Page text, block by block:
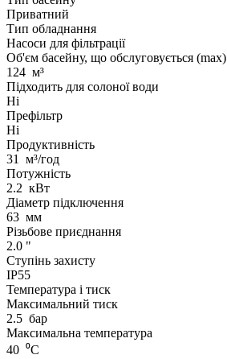
Приватний
Тип обладнання
Насоси для фільтрації
Об'єм басейну, що обслуговується (max)
124 м³
Підходить для солоної води
Ні
Префільтр
Ні
Продуктивність
31
м³/год
Потужність
2.2 кВт
Діаметр підключення
63 мм
Різьбове приєднання
2.0 "
Ступінь захисту
IP55
Температура і тиск
Максимальний тиск
2.5 бар
Максимальна температура
40 ⁰С